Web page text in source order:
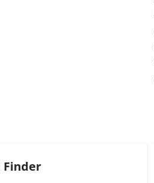
Finder